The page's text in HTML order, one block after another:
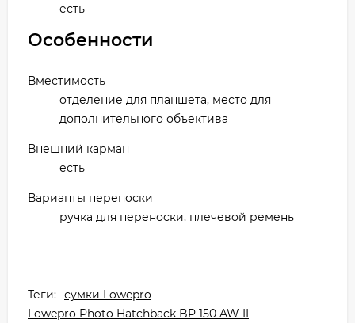
есть
Особенности
Вместимость
отделение для планшета, место для
дополнительного объектива
Внешний карман
есть
Варианты переноски
ручка для переноски, плечевой ремень
Теги: сумки Lowepro
Lowepro Photo Hatchback BP 150 AW II